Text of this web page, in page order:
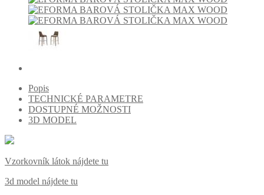
Popis
TECHNICKÉ PARAMETRE
DOSTUPNÉ MOŽNOSTI
3D MODEL
Vzorkovník látok nájdete tu
3d model nájdete tu